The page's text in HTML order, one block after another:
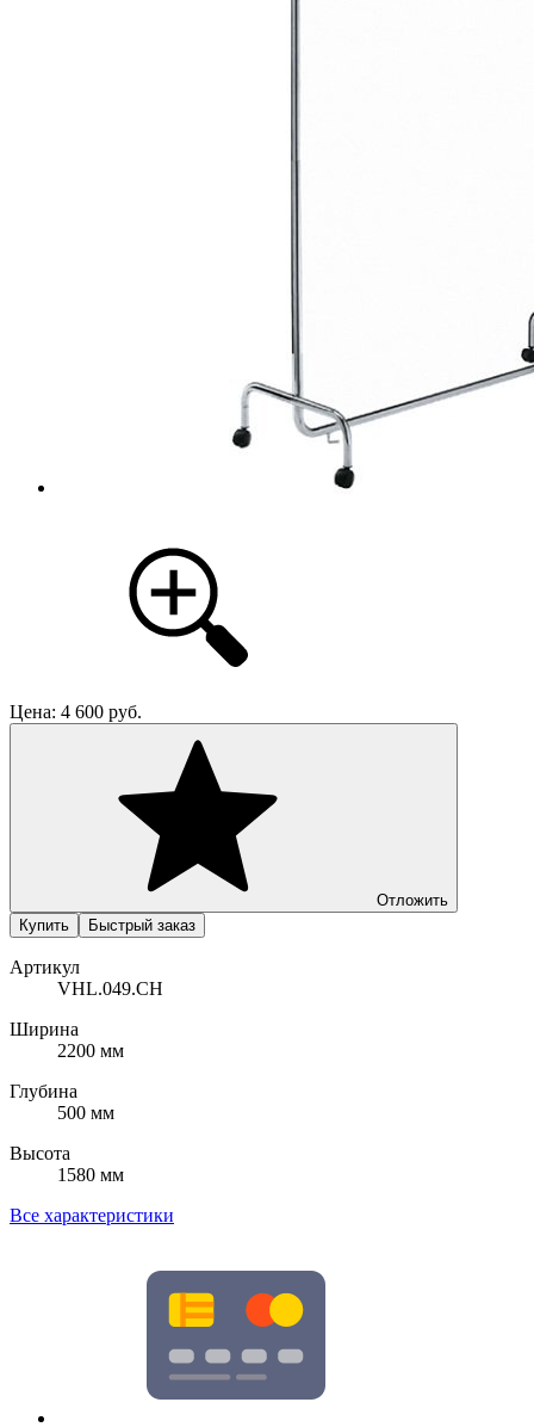
Цена: 4 600 руб.
Отложить
Купить
Быстрый заказ
Артикул
VHL.049.CH
Ширина
2200 мм
Глубина
500 мм
Высота
1580 мм
Все характеристики